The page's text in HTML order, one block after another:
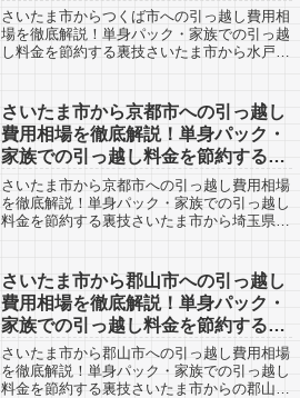
る裏技
さいたま市からつくば市への引っ越し費用相
場を徹底解説！単身パック・家族での引っ越
し料金を節約する裏技さいたま市から水戸市
水戸市まではさいたま市から約120ｋｍと...
さいたま市から京都市への引っ越し
費用相場を徹底解説！単身パック・
家族での引っ越し料金を節約する裏
技
さいたま市から京都市への引っ越し費用相場
を徹底解説！単身パック・家族での引っ越し
料金を節約する裏技さいたま市から埼玉県の
参考にしてみてください。京都市までは約
4...
さいたま市から郡山市への引っ越し
費用相場を徹底解説！単身パック・
家族での引っ越し料金を節約する裏
技
さいたま市から郡山市への引っ越し費用相場
を徹底解説！単身パック・家族での引っ越し
料金を節約する裏技さいたま市からの郡山市